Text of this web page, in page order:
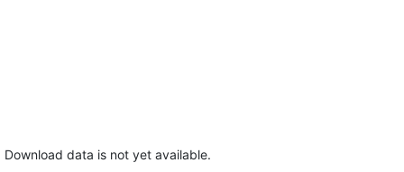
Download data is not yet available.